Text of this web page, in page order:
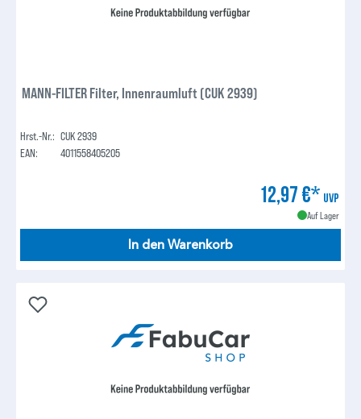
MANN-FILTER Filter, Innenraumluft (CUK 2939)
Hrst.-Nr.: CUK 2939
EAN:
4011558405205
12,97 €* UVP
Auf Lager
In den Warenkorb